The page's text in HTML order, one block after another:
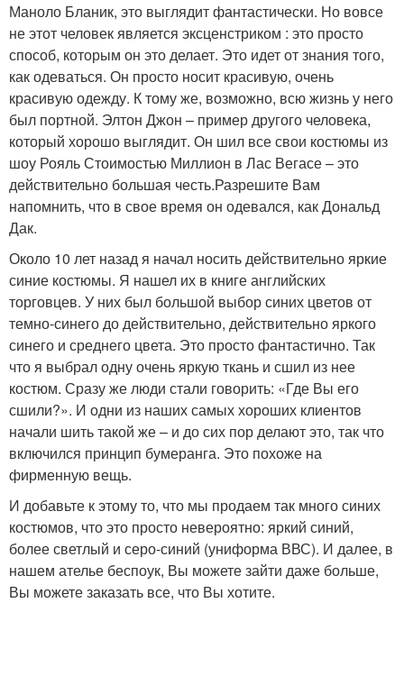
Маноло Бланик, это выглядит фантастически. Но вовсе
не этот человек является эксценстриком : это просто
способ, которым он это делает. Это идет от знания того,
как одеваться. Он просто носит красивую, очень
красивую одежду. К тому же, возможно, всю жизнь у него
был портной. Элтон Джон – пример другого человека,
который хорошо выглядит. Он шил все свои костюмы из
шоу Рояль Стоимостью Миллион в Лас Вегасе – это
действительно большая честь.Разрешите Вам
напомнить, что в свое время он одевался, как Дональд
Дак.
Около 10 лет назад я начал носить действительно яркие
синие костюмы. Я нашел их в книге английских
торговцев. У них был большой выбор синих цветов от
темно-синего до действительно, действительно яркого
синего и среднего цвета. Это просто фантастично. Так
что я выбрал одну очень яркую ткань и сшил из нее
костюм. Сразу же люди стали говорить: «Где Вы его
сшили?». И одни из наших самых хороших клиентов
начали шить такой же – и до сих пор делают это, так что
включился принцип бумеранга. Это похоже на
фирменную вещь.
И добавьте к этому то, что мы продаем так много синих
костюмов, что это просто невероятно: яркий синий,
более светлый и серо-синий (униформа ВВС). И далее, в
нашем ателье беспоук, Вы можете зайти даже больше,
Вы можете заказать все, что Вы хотите.